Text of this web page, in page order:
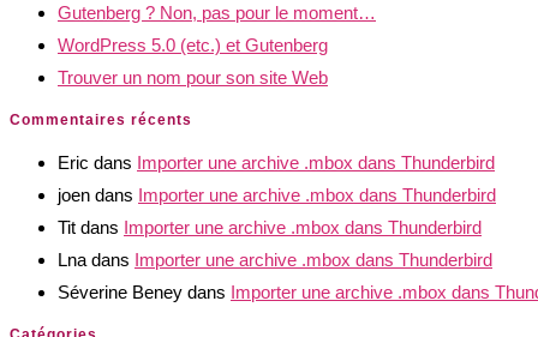
Gutenberg ? Non, pas pour le moment…
WordPress 5.0 (etc.) et Gutenberg
Trouver un nom pour son site Web
Commentaires récents
Eric dans Importer une archive .mbox dans Thunderbird
joen dans Importer une archive .mbox dans Thunderbird
Tit dans Importer une archive .mbox dans Thunderbird
Lna dans Importer une archive .mbox dans Thunderbird
Séverine Beney dans Importer une archive .mbox dans